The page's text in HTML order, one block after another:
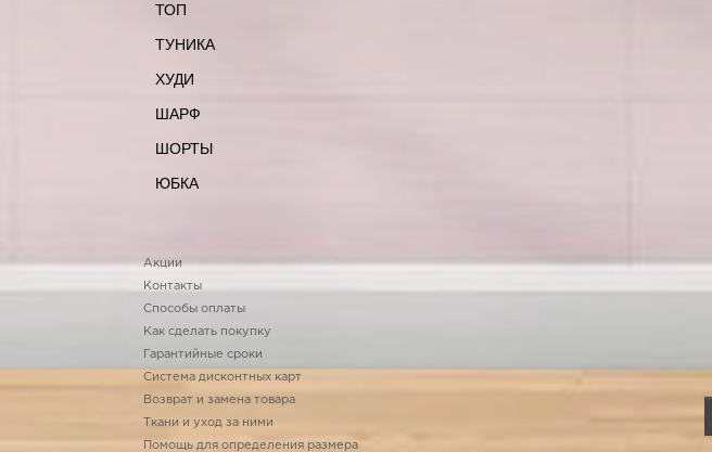
ТОП
ТУНИКА
ХУДИ
ШАРФ
ШОРТЫ
ЮБКА
Акции
Контакты
Способы оплаты
Как сделать покупку
Гарантийные сроки
Система дисконтных карт
Возврат и замена товара
Ткани и уход за ними
Помощь для определения размера